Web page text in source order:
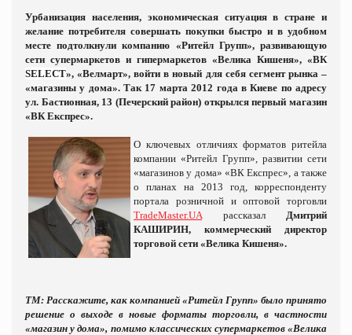
Урбанизация населения, экономическая ситуация в стране и
желание потребителя совершать покупки быстро и в удобном
месте подтолкнули компанию «Ритейл Групп», развивающую
сети супермаркетов и гипермаркетов «Велика Кишеня», «ВК
SELECT», «Велмарт», войти в новый для себя сегмент рынка –
«магазины у дома». Так 17 марта 2012 года в Киеве по адресу
ул. Бастионная, 13 (Печерский район) открылся первый магазин
«ВК Експрес».
О ключевых отличиях форматов ритейла
компании «Ритейл Групп», развитии сети
«магазинов у дома» «ВК Експрес», а также
о планах на 2013 год, корреспонденту
портала розничной и оптовой торговли
TradeMaster.UA рассказал Дмитрий
КАШИРИН, коммерческий директор
торговой сети «Велика Кишеня».
ТМ: Расскажите, как компанией «Ритейл Групп» было принято
решение о выходе в новые форматы торговли, в частности
«магазин у дома», помимо классических супермаркетов «Велика